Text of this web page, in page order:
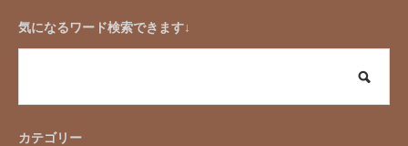
気になるワード検索できます↓
カテゴリー